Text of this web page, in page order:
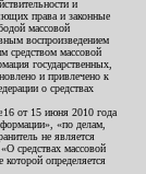
и
права и законные
массовой
воспроизведением
средством массовой
государственных,
и привлечено к
о средствах
от 15 июня 2010 года
«по делам,
не является
средствах массовой
определяется